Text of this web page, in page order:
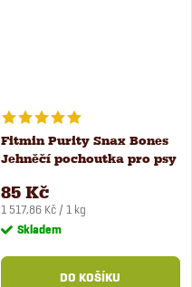
Fitmin Purity Snax Bones
Jehněčí pochoutka pro psy
85 Kč
Měrná
cena:
1 517,86 Kč / 1 kg
Skladem
DO KOŠÍKU